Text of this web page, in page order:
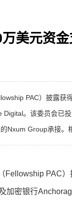
美元资
PAC）披露获
。该委员会已
Nxum Group承接。
Fellowship PAC
密银行